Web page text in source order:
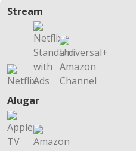
Stream
Alugar